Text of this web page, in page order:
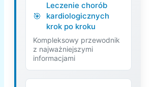
Leczenie chorób
kardiologicznych
krok po kroku
Kompleksowy przewodnik
z najważniejszymi
informacjami